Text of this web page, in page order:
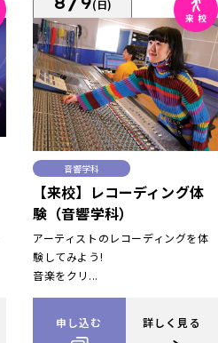
(日)
音響学科
【来校】レコーディング体
験（音響学科）
アーティストのレコーディングを体
験してみよう!
音楽をクリ...
申し込む 詳しく見る